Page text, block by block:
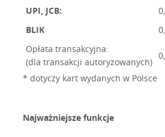
UPI, JCB:
BLIK
Opłata transakcyjna:
(dla transakcji autoryzowanych)
* dotyczy kart wydanych w Polsce
Najważniejsze funkcje